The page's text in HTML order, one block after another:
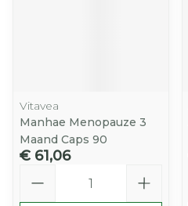
Vitavea
Manhae Menopauze 3
Maand Caps 90
€ 61,06